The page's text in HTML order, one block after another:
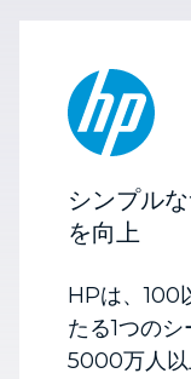
シンプル
を向上
HPは、100
たる1つの
5000万人以